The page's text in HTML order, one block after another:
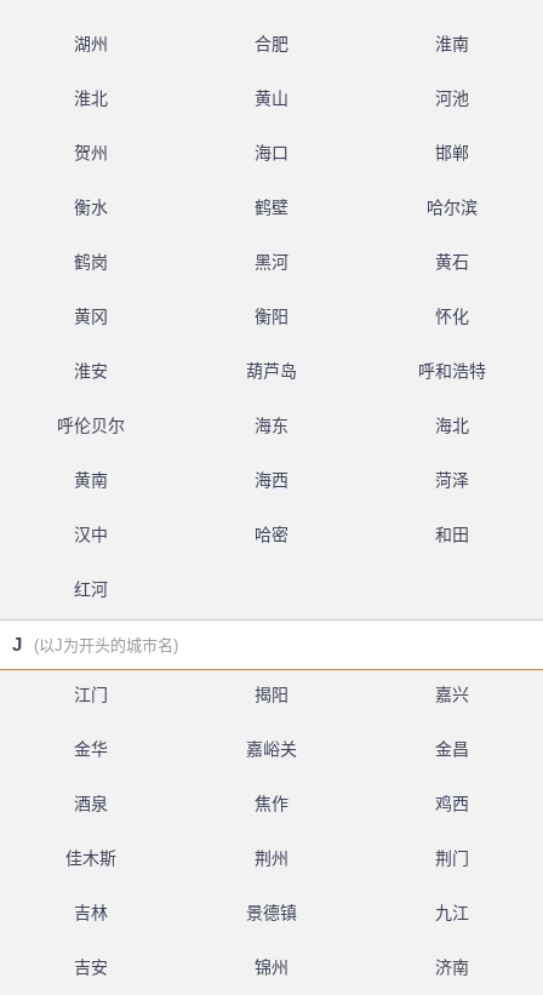
湖州 合肥 淮南
淮北 黄山 河池
贺州 海口 邯郸
衡水 鹤壁 哈尔滨
鹤岗 黑河 黄石
黄冈 衡阳 怀化
淮安 葫芦岛 呼和浩特
呼伦贝尔 海东 海北
黄南 海西 菏泽
汉中 哈密 和田
红河
J (以J为开头的城市名)
江门 揭阳 嘉兴
金华 嘉峪关 金昌
酒泉 焦作 鸡西
佳木斯 荆州 荆门
吉林 景德镇 九江
吉安 锦州 济南